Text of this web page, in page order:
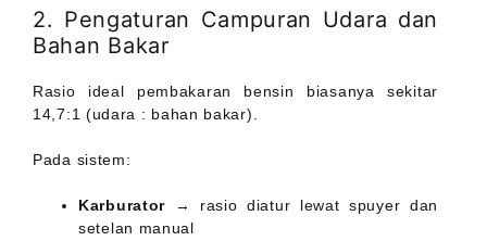
2. Pengaturan Campuran Udara dan
Bahan Bakar
Rasio ideal pembakaran bensin biasanya sekitar
14,7:1 (udara : bahan bakar).
Pada sistem:
Karburator → rasio diatur lewat spuyer dan
setelan manual